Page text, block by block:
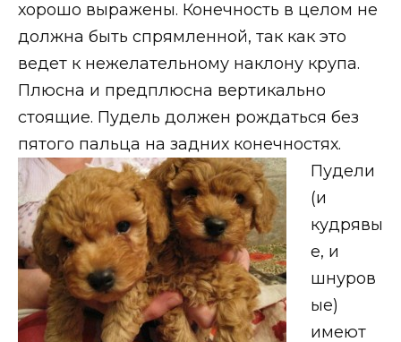
хорошо выражены. Конечность в целом не
должна быть спрямленной, так как это
ведет к нежелательному наклону крупа.
Плюсна и предплюсна вертикально
стоящие. Пудель должен рождаться без
пятого пальца на задних конечностях.
Пудели
(и
кудрявы
е, и
шнуров
ые)
имеют